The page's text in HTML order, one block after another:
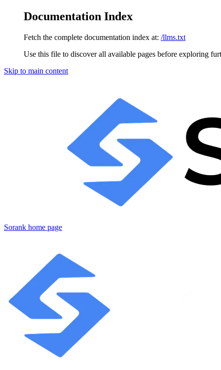
Documentation Index
Fetch the complete documentation index at: /llms.txt
Use this file to discover all available pages before exploring
Skip to main content
Sorank home page